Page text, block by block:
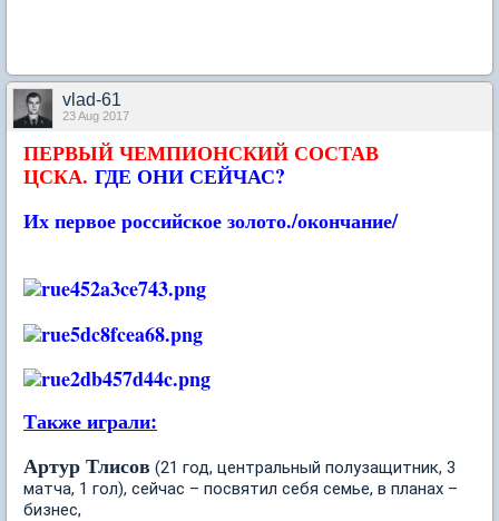
vlad-61
23 Aug 2017
ПЕРВЫЙ ЧЕМПИОНСКИЙ СОСТАВ
ЦСКА. ГДЕ ОНИ СЕЙЧАС?
Их первое российское золото./окончание/
Также играли:
Артур Тлисов (21 год, центральный полузащитник, 3
матча, 1 гол), сейчас – посвятил себя семье, в планах –
бизнес,